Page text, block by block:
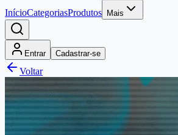
InícioCategoriasProdutos Mais
Entrar Cadastrar-se
Voltar